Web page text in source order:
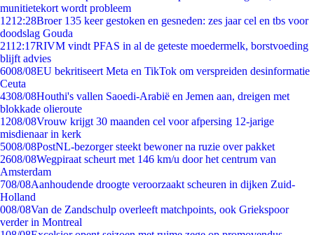
munitietekort wordt probleem
1212:28Broer 135 keer gestoken en gesneden: zes jaar cel en tbs voor
doodslag Gouda
2112:17RIVM vindt PFAS in al de geteste moedermelk, borstvoeding
blijft advies
6008/08EU bekritiseert Meta en TikTok om verspreiden desinformatie
Ceuta
4308/08Houthi's vallen Saoedi-Arabië en Jemen aan, dreigen met
blokkade olieroute
1208/08Vrouw krijgt 30 maanden cel voor afpersing 12-jarige
misdienaar in kerk
5008/08PostNL-bezorger steekt bewoner na ruzie over pakket
2608/08Wegpiraat scheurt met 146 km/u door het centrum van
Amsterdam
708/08Aanhoudende droogte veroorzaakt scheuren in dijken Zuid-
Holland
008/08Van de Zandschulp overleeft matchpoints, ook Griekspoor
verder in Montreal